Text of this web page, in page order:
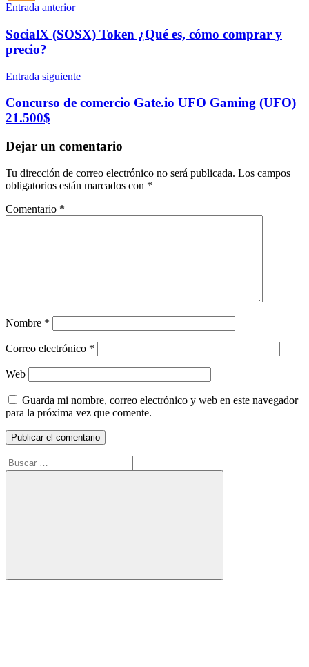
Navegación
de
entradas
Entrada anterior
SocialX (SOSX) Token ¿Qué es, cómo comprar y
precio?
Entrada siguiente
Concurso de comercio Gate.io UFO Gaming (UFO)
21.500$
Dejar un comentario
Tu dirección de correo electrónico no será publicada. Los campos
obligatorios están marcados con *
Comentario *
Nombre *
Correo electrónico *
Web
Guarda mi nombre, correo electrónico y web en este navegador
para la próxima vez que comente.
Buscar:
Buscar